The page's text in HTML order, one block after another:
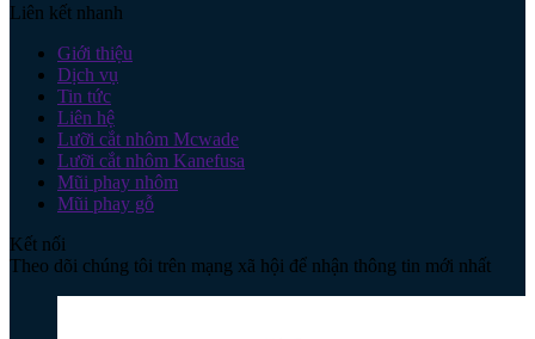
Liên kết nhanh
Giới thiệu
Dịch vụ
Tin tức
Liên hệ
Lưỡi cắt nhôm Mcwade
Lưỡi cắt nhôm Kanefusa
Mũi phay nhôm
Mũi phay gỗ
Kết nối
Theo dõi chúng tôi trên mạng xã hội để nhận thông tin mới nhất